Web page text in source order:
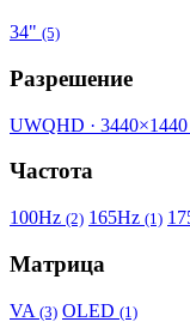
34" (5)
Разрешение
UWQHD · 3440×1440
Частота
100Hz (2) 165Hz (1)
Матрица
VA (3) OLED (1)